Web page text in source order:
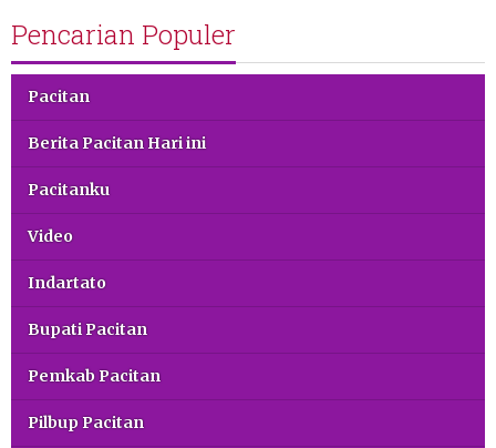
Pencarian Populer
Pacitan
Berita Pacitan Hari ini
Pacitanku
Video
Indartato
Bupati Pacitan
Pemkab Pacitan
Pilbup Pacitan